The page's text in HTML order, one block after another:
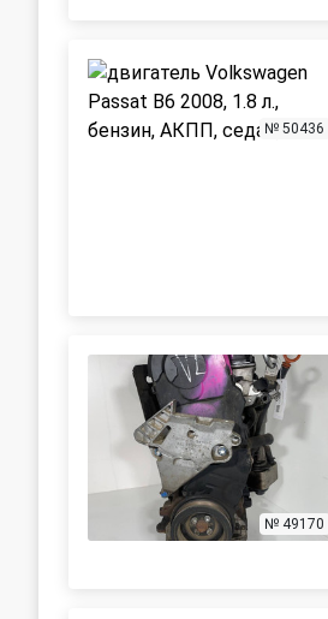
№ 50436
№ 49170